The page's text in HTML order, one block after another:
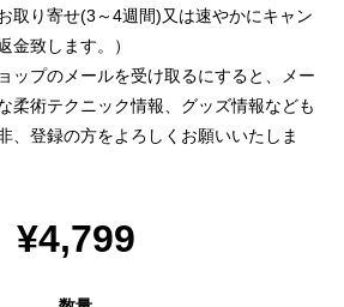
取り寄せ(3～4週間)又は速やかにキャン
金致します。）
ップのメールを受け取るにすると、メー
柔術テクニック情報、グッズ情報なども
、登録の方をよろしくお願いいたしま
¥4,799